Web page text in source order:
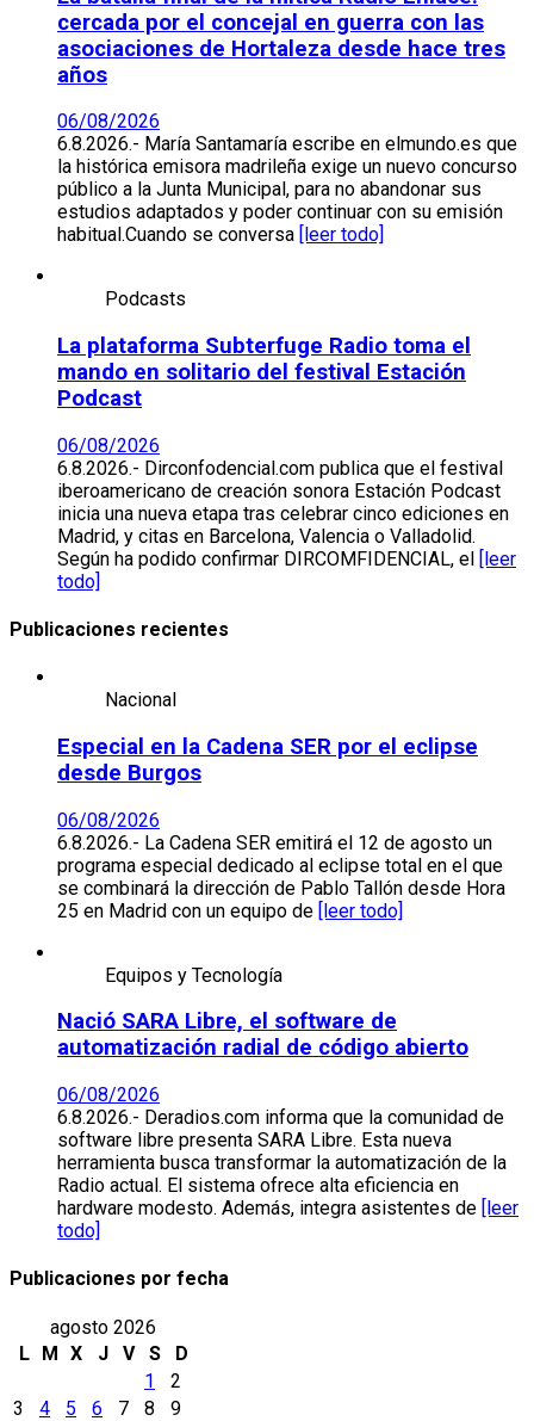
cercada por el concejal en guerra con las
asociaciones de Hortaleza desde hace tres
años
06/08/2026
6.8.2026.- María Santamaría escribe en elmundo.es que
la histórica emisora madrileña exige un nuevo concurso
público a la Junta Municipal, para no abandonar sus
estudios adaptados y poder continuar con su emisión
habitual.Cuando se conversa
[leer todo]
Podcasts
La plataforma Subterfuge Radio toma el
mando en solitario del festival Estación
Podcast
06/08/2026
6.8.2026.- Dirconfodencial.com publica que el festival
iberoamericano de creación sonora Estación Podcast
inicia una nueva etapa tras celebrar cinco ediciones en
Madrid, y citas en Barcelona, Valencia o Valladolid.
Según ha podido confirmar DIRCOMFIDENCIAL, el [leer
todo]
Publicaciones recientes
Nacional
Especial en la Cadena SER por el eclipse
desde Burgos
06/08/2026
6.8.2026.- La Cadena SER emitirá el 12 de agosto un
programa especial dedicado al eclipse total en el que
se combinará la dirección de Pablo Tallón desde Hora
25 en Madrid con un equipo de [leer todo]
Equipos y Tecnología
Nació SARA Libre, el software de
automatización radial de código abierto
06/08/2026
6.8.2026.- Deradios.com informa que la comunidad de
software libre presenta SARA Libre. Esta nueva
herramienta busca transformar la automatización de la
Radio actual. El sistema ofrece alta eficiencia en
hardware modesto. Además, integra asistentes de [leer
todo]
Publicaciones por fecha
agosto 2026
L
M X J V S
D
1
2
3
4 5 6 7 8
9